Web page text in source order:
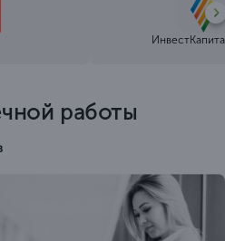
работы